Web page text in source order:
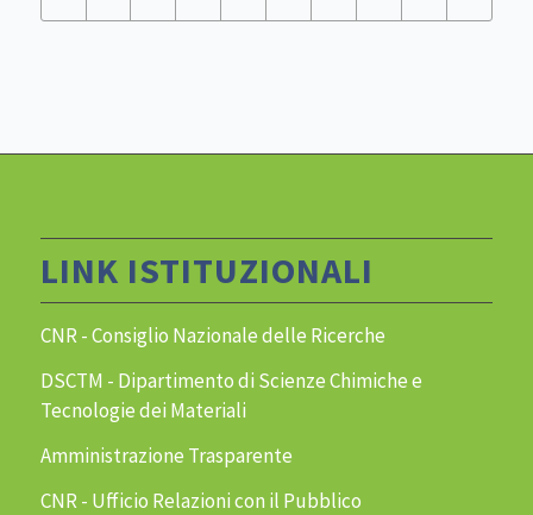
LINK ISTITUZIONALI
CNR - Consiglio Nazionale delle Ricerche
DSCTM - Dipartimento di Scienze Chimiche e
Tecnologie dei Materiali
Amministrazione Trasparente
CNR - Ufficio Relazioni con il Pubblico